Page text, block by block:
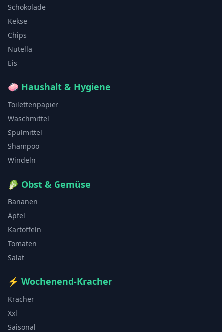
Schokolade
Kekse
Chips
Nutella
Eis
🧼 Haushalt & Hygiene
Toilettenpapier
Waschmittel
Spülmittel
Shampoo
Windeln
🥬 Obst & Gemüse
Bananen
Äpfel
Kartoffeln
Tomaten
Salat
⚡ Wochenend-Kracher
Kracher
Xxl
Saisonal